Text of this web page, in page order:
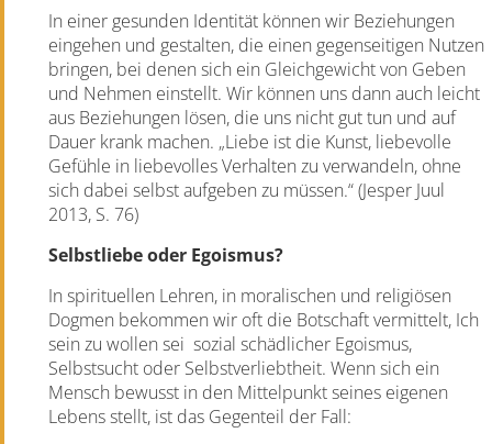
In einer gesunden Identität können wir Beziehungen
eingehen und gestalten, die einen gegenseitigen Nutzen
bringen, bei denen sich ein Gleichgewicht von Geben
und Nehmen einstellt. Wir können uns dann auch leicht
aus Beziehungen lösen, die uns nicht gut tun und auf
Dauer krank machen. „Liebe ist die Kunst, liebevolle
Gefühle in liebevolles Verhalten zu verwandeln, ohne
sich dabei selbst aufgeben zu müssen.“ (Jesper Juul
2013, S. 76)
Selbstliebe oder Egoismus?
In spirituellen Lehren, in moralischen und religiösen
Dogmen bekommen wir oft die Botschaft vermittelt, Ich
sein zu wollen sei sozial schädlicher Egoismus,
Selbstsucht oder Selbstverliebtheit. Wenn sich ein
Mensch bewusst in den Mittelpunkt seines eigenen
Lebens stellt, ist das Gegenteil der Fall: